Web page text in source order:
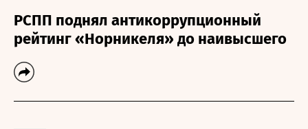
РСПП поднял антикоррупционный
рейтинг «Норникеля» до наивысшего